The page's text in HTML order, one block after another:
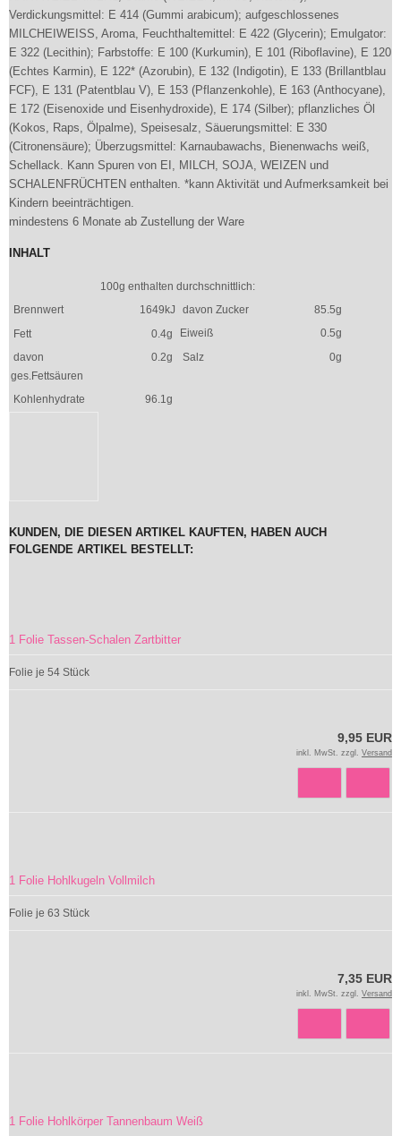
Verdickungsmittel: E 414 (Gummi arabicum); aufgeschlossenes
MILCHEIWEISS, Aroma, Feuchthaltemittel: E 422 (Glycerin); Emulgator:
E 322 (Lecithin); Farbstoffe: E 100 (Kurkumin), E 101 (Riboflavine), E 120
(Echtes Karmin), E 122* (Azorubin), E 132 (Indigotin), E 133 (Brillantblau
FCF), E 131 (Patentblau V), E 153 (Pflanzenkohle), E 163 (Anthocyane),
E 172 (Eisenoxide und Eisenhydroxide), E 174 (Silber); pflanzliches Öl
(Kokos, Raps, Ölpalme), Speisesalz, Säuerungsmittel: E 330
(Citronensäure); Überzugsmittel: Karnaubawachs, Bienenwachs weiß,
Schellack. Kann Spuren von EI, MILCH, SOJA, WEIZEN und
SCHALENFRÜCHTEN enthalten. *kann Aktivität und Aufmerksamkeit bei
Kindern beeinträchtigen.
mindestens 6 Monate ab Zustellung der Ware
INHALT
100g enthalten durchschnittlich:
Brennwert
1649kJ davon Zucker
85.5g
Fett
0.4g Eiweiß
0.5g
davon
ges.Fettsäuren
0.2g Salz 0g
Kohlenhydrate 96.1g
KUNDEN, DIE DIESEN ARTIKEL KAUFTEN, HABEN AUCH
FOLGENDE ARTIKEL BESTELLT:
1 Folie Tassen-Schalen Zartbitter
Folie je 54 Stück
9,95 EUR
inkl. MwSt. zzgl. Versand
1 Folie Hohlkugeln Vollmilch
Folie je 63 Stück
7,35 EUR
inkl. MwSt. zzgl. Versand
1 Folie Hohlkörper Tannenbaum Weiß